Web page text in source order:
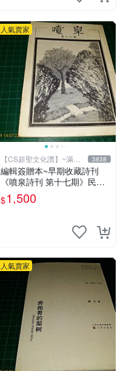
人氣賣家
【CS超聖文化讚】~滿千
元送運
3838
編輯簽贈本~早期收藏詩刊
《噴泉詩刊 第十七期》民國7
5年 噴泉詩社 【CS超聖文化
讚】
$1,500
人氣賣家